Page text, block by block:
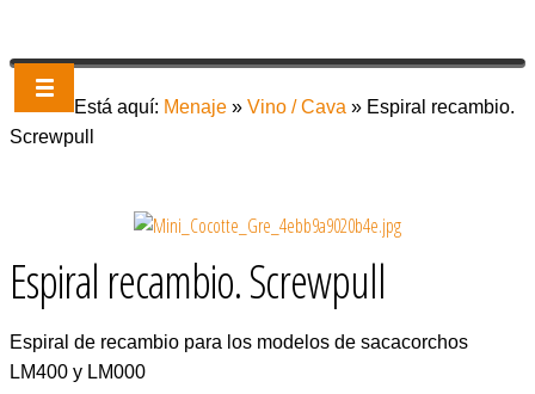
Está aquí: Menaje » Vino / Cava » Espiral recambio.
Screwpull
Espiral recambio. Screwpull
Espiral de recambio para los modelos de sacacorchos
LM400 y LM000